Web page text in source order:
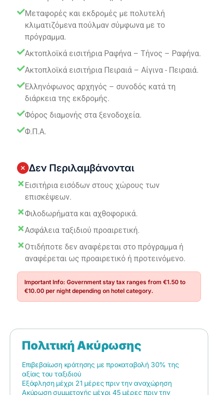
Μεταφορές και εκδρομές με πολυτελή
κλιματιζόμενα πούλμαν σύμφωνα με το
πρόγραμμα.
Ακτοπλοϊκά εισιτήρια Ραφήνα – Τήνος – Ραφήνα.
Ακτοπλοϊκά εισιτήρια Πειραιά – Αίγινα - Πειραιά.
Ελληνόφωνος αρχηγός – συνοδός κατά τη
διάρκεια της εκδρομής.
Φόρος διαμονής στα ξενοδοχεία.
Φ.Π.Α.
Δεν Περιλαμβάνονται
Εισιτήρια εισόδων στους χώρους των
επισκέψεων.
Φιλοδωρήματα και αχθοφορικά.
Ασφάλεια ταξιδιού προαιρετική.
Οτιδήποτε δεν αναφέρεται στο πρόγραμμα ή
αναφέρεται ως προαιρετικό ή προτεινόμενο.
Important Info: Government stay tax ranges from €1.50 to
€10.00 per night depending on hotel category.
Πολιτική Ακύρωσης
Επιβεβαίωση κράτησης με προκαταβολή 30% της
αξίας του ταξιδιού
Εξόφληση μέχρι 21 μέρες πριν την αναχώρηση
Ακύρωση συμμετοχής μέχρι 45 μέρες πριν την